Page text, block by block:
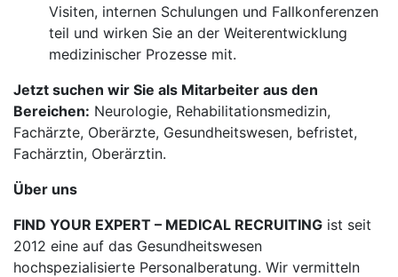
Visiten, internen Schulungen und Fallkonferenzen
teil und wirken Sie an der Weiterentwicklung
medizinischer Prozesse mit.
Jetzt suchen wir Sie als Mitarbeiter aus den
Bereichen: Neurologie, Rehabilitationsmedizin,
Fachärzte, Oberärzte, Gesundheitswesen, befristet,
Fachärztin, Oberärztin.
Über uns
FIND YOUR EXPERT – MEDICAL RECRUITING ist seit
2012 eine auf das Gesundheitswesen
hochspezialisierte Personalberatung. Wir vermitteln